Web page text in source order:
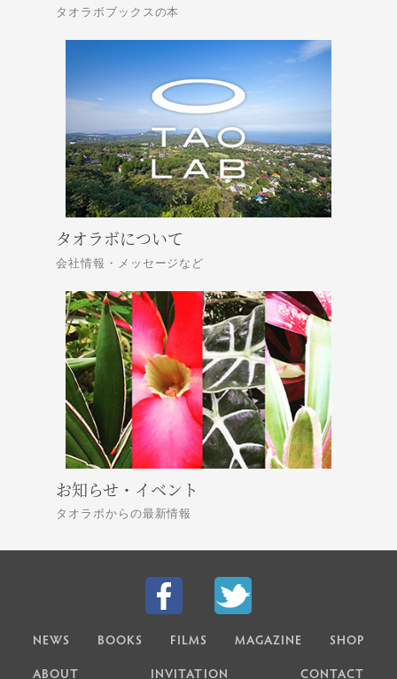
タオラボブックスの本
タオラボについて
会社情報・メッセージなど
お知らせ・イベント
タオラボからの最新情報
NEWS BOOKS FILMS MAGAZINE SHOP
ABOUT INVITATION CONTACT